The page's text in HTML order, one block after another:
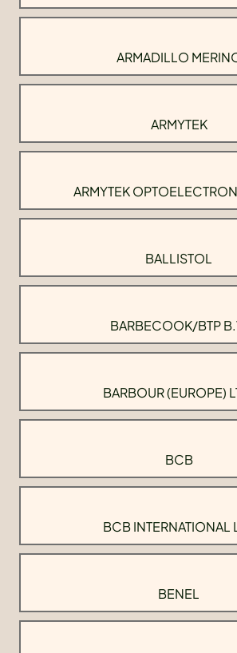
ARMADILLO
ARMYTEK
ARMYTEK
BALLISTOL
BARBECOOK/BTP
BARBOUR (EUROPE)
BCB
BCB INTERNATIONAL
BENEL